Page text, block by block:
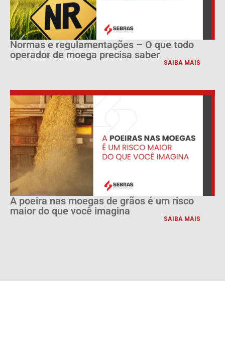
Normas e regulamentações – O que todo
operador de moega precisa saber
SAIBA MAIS
A poeira nas moegas de grãos é um risco
maior do que você imagina
SAIBA MAIS